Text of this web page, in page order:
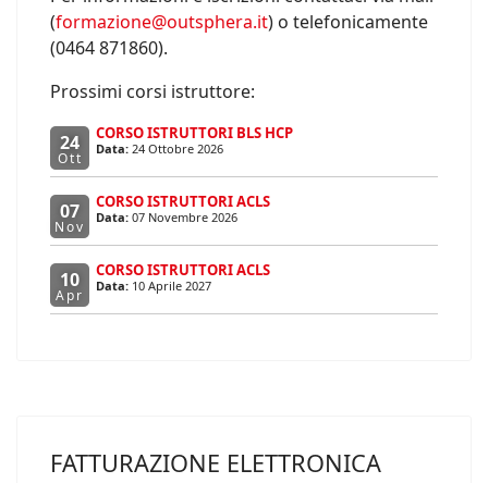
(formazione@outsphera.it) o telefonicamente
(0464 871860).
Prossimi corsi istruttore:
24
Ott
CORSO ISTRUTTORI BLS HCP
Data: 24 Ottobre 2026
07
Nov
CORSO ISTRUTTORI ACLS
Data: 07 Novembre 2026
10
Apr
CORSO ISTRUTTORI ACLS
Data: 10 Aprile 2027
FATTURAZIONE ELETTRONICA